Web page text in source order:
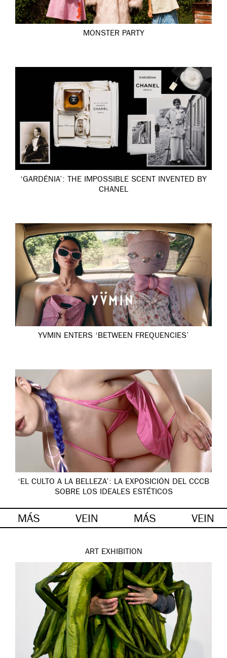
MONSTER PARTY
‘GARDÉNIA’: THE IMPOSSIBLE SCENT INVENTED BY
CHANEL
YVMIN ENTERS ‘BETWEEN FREQUENCIES’
‘EL CULTO A LA BELLEZA’: LA EXPOSICIÓN DEL CCCB
SOBRE LOS IDEALES ESTÉTICOS
MÁS VEIN MÁS VEIN
ART EXHIBITION